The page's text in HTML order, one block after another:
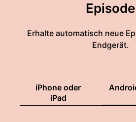
Episode
Erhalte automatisch neue
Endgerät.
iPhone oder
iPad